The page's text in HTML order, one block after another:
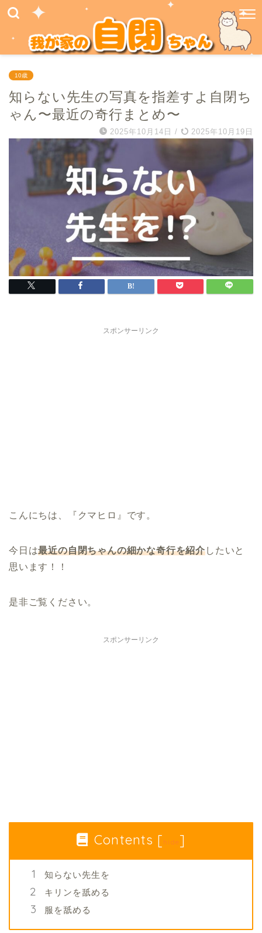
10歳
知らない先生の写真を指差すよ自閉ち
ゃん〜最近の奇行まとめ〜
2025年10月14日 / 2025年10月19日
スポンサーリンク
こんにちは、『クマヒロ』です。
今日は最近の自閉ちゃんの細かな奇行を紹介したいと
思います！！
是非ご覧ください。
スポンサーリンク
Contents [ hide ]
知らない先生を
キリンを舐める
服を舐める